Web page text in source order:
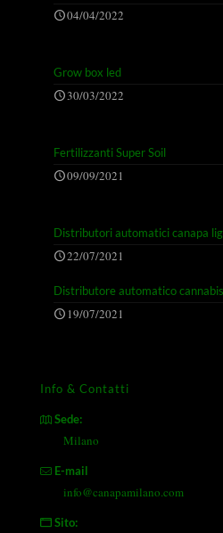
04/04/2022
Grow box led
30/03/2022
Fertilizzanti Super Soil
09/09/2021
Distributori automatici canapa
22/07/2021
Distributore automatico
19/07/2021
Info & Contatti
Sede:
Milano
E-mail
info@canapamilano.com
Sito: